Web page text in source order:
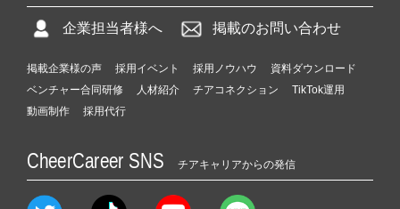
企業担当者様へ 掲載のお問い合わせ
掲載企業様の声 採用イベント 採用ノウハウ
資料ダウンロード
ベンチャー合同研修
人材紹介 チアコネクション
TikTok運用
動画制作
採用代行
CheerCareer SNS チアキャリアからの発信